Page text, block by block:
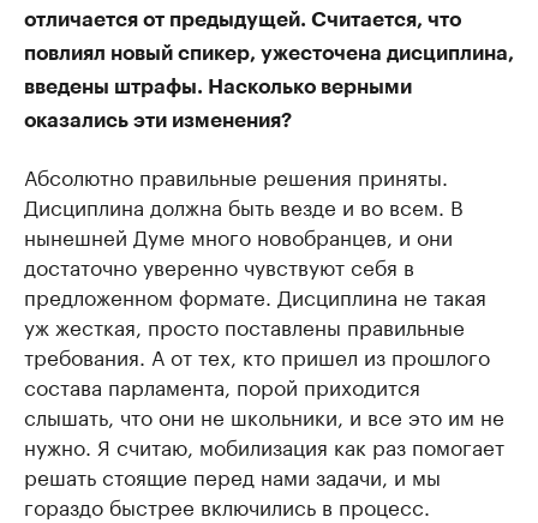
отличается от предыдущей. Считается, что
повлиял новый спикер, ужесточена дисциплина,
введены штрафы. Насколько верными
оказались эти изменения?
Абсолютно правильные решения приняты.
Дисциплина должна быть везде и во всем. В
нынешней Думе много новобранцев, и они
достаточно уверенно чувствуют себя в
предложенном формате. Дисциплина не такая
уж жесткая, просто поставлены правильные
требования. А от тех, кто пришел из прошлого
состава парламента, порой приходится
слышать, что они не школьники, и все это им не
нужно. Я считаю, мобилизация как раз помогает
решать стоящие перед нами задачи, и мы
гораздо быстрее включились в процесс.